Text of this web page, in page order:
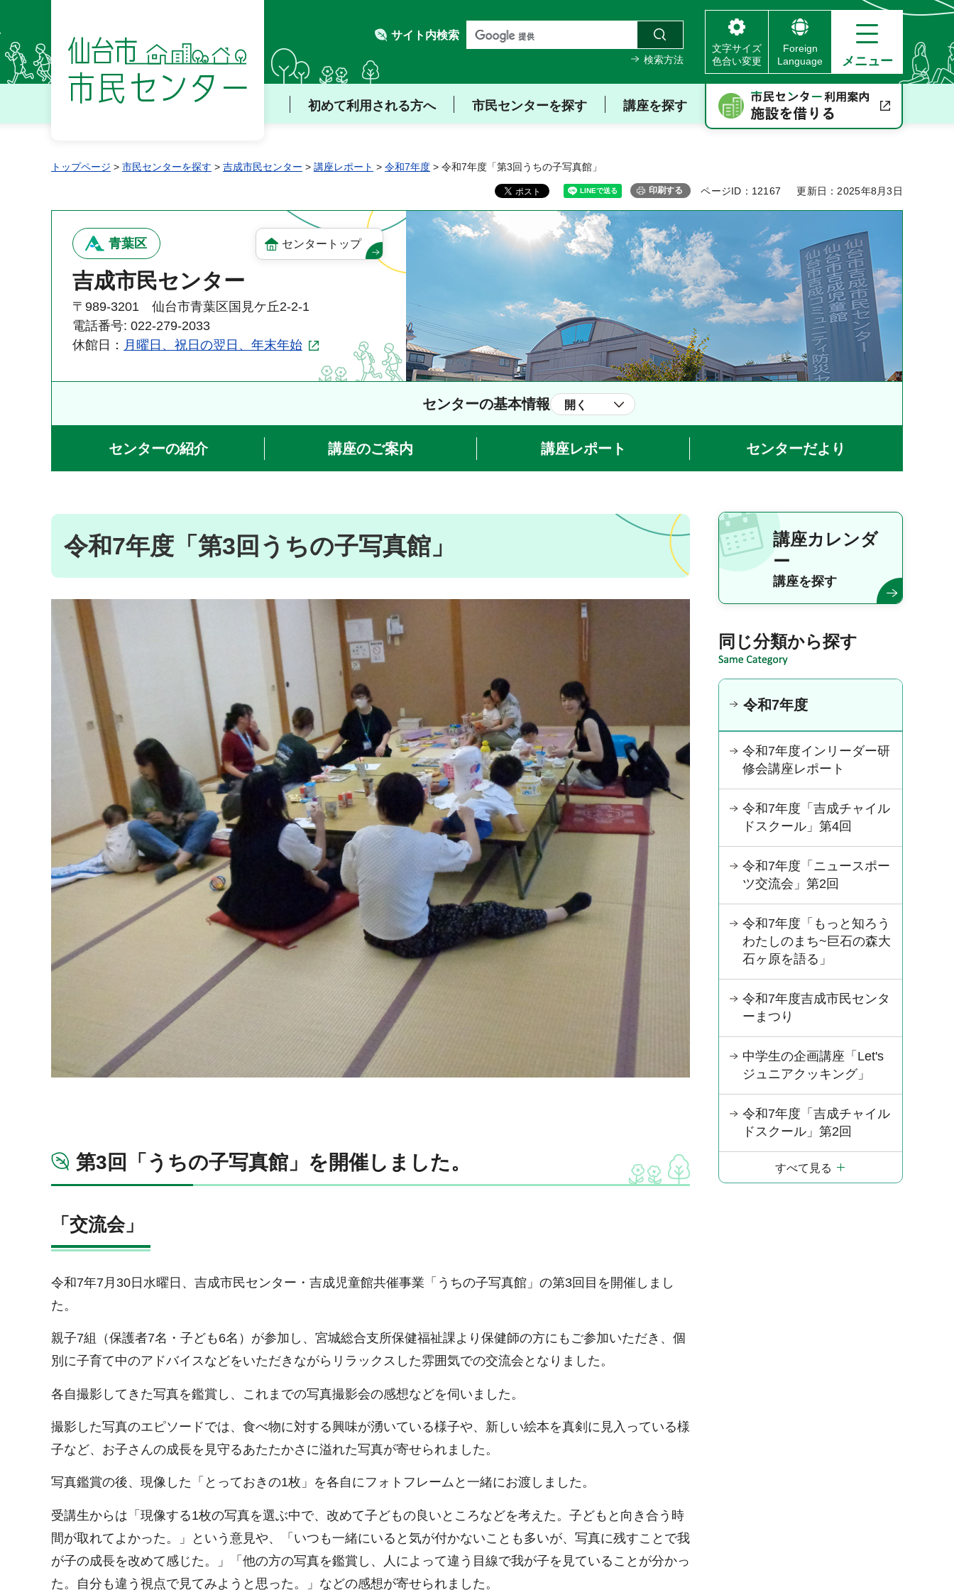
仙台市 市民センター
サイト内検索
検索方法
文字サイズ
色合い変更
Foreign
Language
メニュー
初めて利用される方へ 市民センターを探す 講座を探す
トップページ > 市民センターを探す > 吉成市民センター > 講座レポート > 令和7年度 > 令和7年度「第3回うちの子写真館」
印刷する ページID：12167 更新日：2025年8月3日
青葉区 センタートップ
吉成市民センター
〒989-3201 仙台市青葉区国見ケ丘2-2-1
電話番号: 022-279-2033
休館日： 月曜日、祝日の翌日、年末年始
センターの基本情報 開く
センターの紹介 講座のご案内 講座レポート センターだより
令和7年度「第3回うちの子写真館」
第3回「うちの子写真館」を開催しました。
「交流会」
令和7年7月30日水曜日、吉成市民センター・吉成児童館共催事業「うちの子写真館」の第3回目を開催しまし
た。
親子7組（保護者7名・子ども6名）が参加し、宮城総合支所保健福祉課より保健師の方にもご参加いただき、個
別に子育て中のアドバイスなどをいただきながらリラックスした雰囲気での交流会となりました。
各自撮影してきた写真を鑑賞し、これまでの写真撮影会の感想などを伺いました。
撮影した写真のエピソードでは、食べ物に対する興味が湧いている様子や、新しい絵本を真剣に見入っている様
子など、お子さんの成長を見守るあたたかさに溢れた写真が寄せられました。
写真鑑賞の後、現像した「とっておきの1枚」を各自にフォトフレームと一緒にお渡しました。
受講生からは「現像する1枚の写真を選ぶ中で、改めて子どもの良いところなどを考えた。子どもと向き合う時
間が取れてよかった。」という意見や、「いつも一緒にいると気が付かないことも多いが、写真に残すことで我
が子の成長を改めて感じた。」「他の方の写真を鑑賞し、人によって違う目線で我が子を見ていることが分かっ
た。自分も違う視点で見てみようと思った。」などの感想が寄せられました。
講座カレンダ
ー
講座を探す
同じ分類から探す
令和7年度
令和7年度インリーダー研
修会講座レポート
令和7年度「吉成チャイル
ドスクール」第4回
令和7年度「ニュースポー
ツ交流会」第2回
令和7年度「もっと知ろう
わたしのまち~巨石の森大
石ヶ原を語る」
令和7年度吉成市民センタ
ーまつり
中学生の企画講座「Let's
ジュニアクッキング」
令和7年度「吉成チャイル
ドスクール」第2回
すべて見る